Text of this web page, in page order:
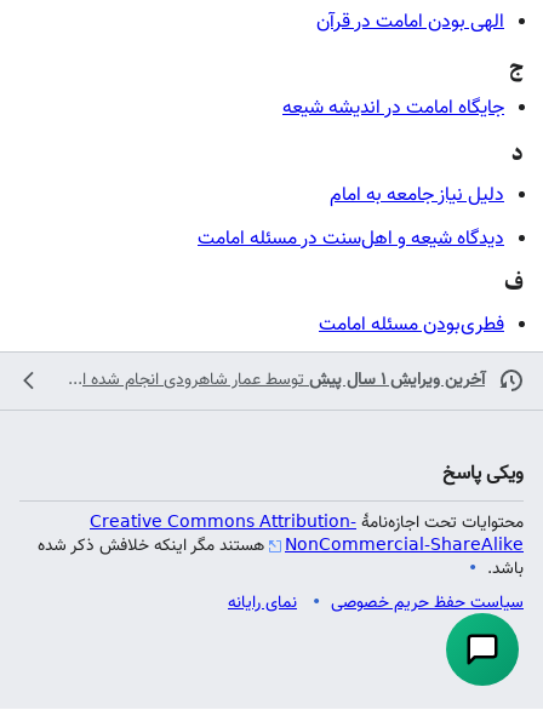
الهی بودن امامت در قرآن
ج
جایگاه امامت در اندیشه شیعه
د
دلیل نیاز جامعه به امام
دیدگاه شیعه و اهل‌سنت در مسئله امامت
ف
فطری‌بودن مسئله امامت
آخرین ویرایش ۱ سال پیش توسطعمار شاهرودیانجام شده است
ویکی پاسخ
محتوایات تحت اجازه‌نامهٔCreative Commons Attribution-
NonCommercial-ShareAlike
هستند مگر اینکه خلافش ذکر شده
باشد.
سیاست حفظ حریم خصوصی
نمای رایانه